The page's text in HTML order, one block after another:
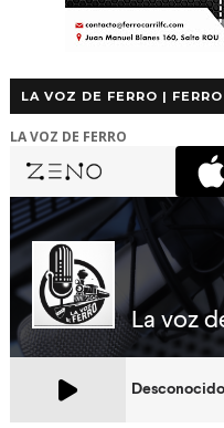
LA VOZ DE FERRO |
LA VOZ DE FERRO